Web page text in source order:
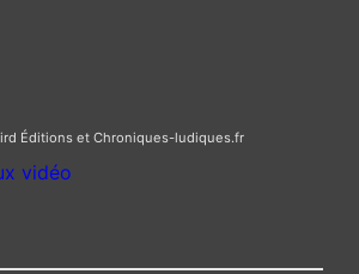
Éditions et Chroniques-ludiques.fr
vidéo